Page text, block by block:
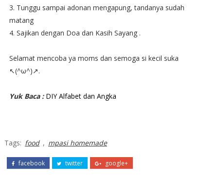
3. Tunggu sampai adonan mengapung, tandanya sudah
matang
4. Sajikan dengan Doa dan Kasih Sayang .
Selamat mencoba ya moms dan semoga si kecil suka
↖(^ω^)↗.
Yuk Baca : DIY Alfabet dan Angka
Tags: food , mpasi homemade
facebook twitter google+